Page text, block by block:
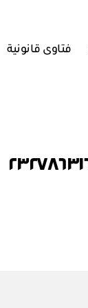
فتاوى قانونية